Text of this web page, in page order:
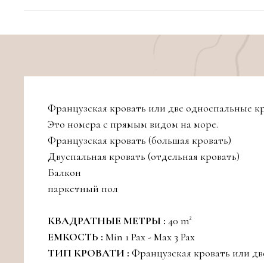
Французская кровать или две односпальные
Это номера с прямым видом на море.
Французская кровать (большая кровать)
Двуспальная кровать (отдельная кровать)
Балкон
паркетный пол
КВАДРАТНЫЕ МЕТРЫ : 40 m²
ЕМКОСТЬ : Min 1 Pax - Max 3 Pax
ТИП КРОВАТИ : Французская кровать или